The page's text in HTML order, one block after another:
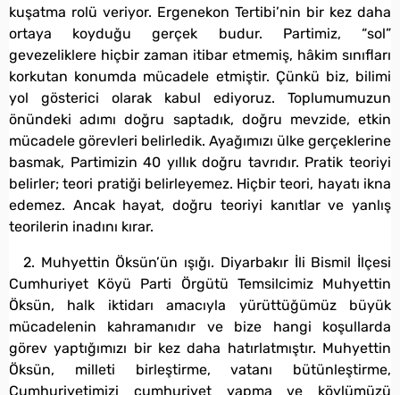
kuşatma rolü veriyor. Ergenekon Tertibi’nin bir kez daha
ortaya koyduğu gerçek budur. Partimiz, “sol”
gevezeliklere hiçbir zaman itibar etmemiş, hâkim sınıfları
korkutan konumda mücadele etmiştir. Çünkü biz, bilimi
yol gösterici olarak kabul ediyoruz. Toplumumuzun
önündeki adımı doğru saptadık, doğru mevzide, etkin
mücadele görevleri belirledik. Ayağımızı ülke gerçeklerine
basmak, Partimizin 40 yıllık doğru tavrıdır. Pratik teoriyi
belirler; teori pratiği belirleyemez. Hiçbir teori, hayatı ikna
edemez. Ancak hayat, doğru teoriyi kanıtlar ve yanlış
teorilerin inadını kırar.
2. Muhyettin Öksün’ün ışığı. Diyarbakır İli Bismil İlçesi
Cumhuriyet Köyü Parti Örgütü Temsilcimiz Muhyettin
Öksün, halk iktidarı amacıyla yürüttüğümüz büyük
mücadelenin kahramanıdır ve bize hangi koşullarda
görev yaptığımızı bir kez daha hatırlatmıştır. Muhyettin
Öksün, milleti birleştirme, vatanı bütünleştirme,
Cumhuriyetimizi cumhuriyet yapma ve köylümüzü